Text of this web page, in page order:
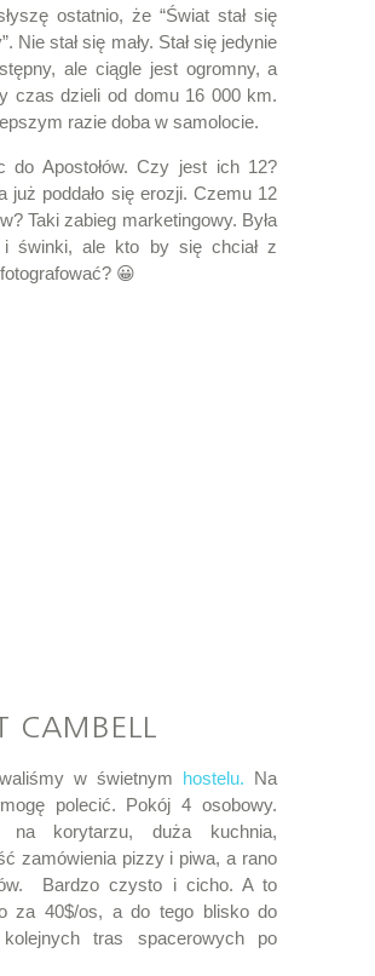
ostatnio, że “Świat stał się
Nie stał się mały. Stał się jedynie
ale ciągle jest ogromny, a
czas dzieli od domu 16 000 km.
razie doba w samolocie.
do Apostołów. Czy jest ich 12?
już poddało się erozji. Czemu 12
Taki zabieg marketingowy. Była
i świnki, ale kto by się chciał z
😀
CAMBELL
w świetnym hostelu. Na
polecić. Pokój 4 osobowy.
na korytarzu, duża kuchnia,
zamówienia pizzy i piwa, a rano
Bardzo czysto i cicho. A to
za 40$/os, a do tego blisko do
tras spacerowych po